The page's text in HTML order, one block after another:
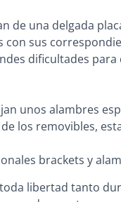
de una delgada
sus
dificultades
unos alambres
los removibles,
brackets y
libertad tanto